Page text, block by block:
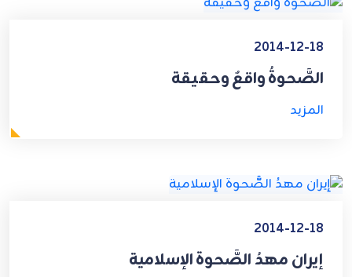
2014-12-18
الصَّحوةُ واقعٌ وحقيقة
المزيد
2014-12-18
إيران مهدُ الصَّحوة الإسلامية